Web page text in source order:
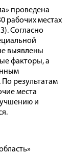
проведена
рабочих местах
Согласно
выявлены
факторы, а
результатам
места
и